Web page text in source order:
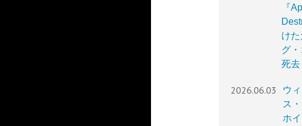
『
け
グ
死去
2026.06.03
ウ
ス
ホ